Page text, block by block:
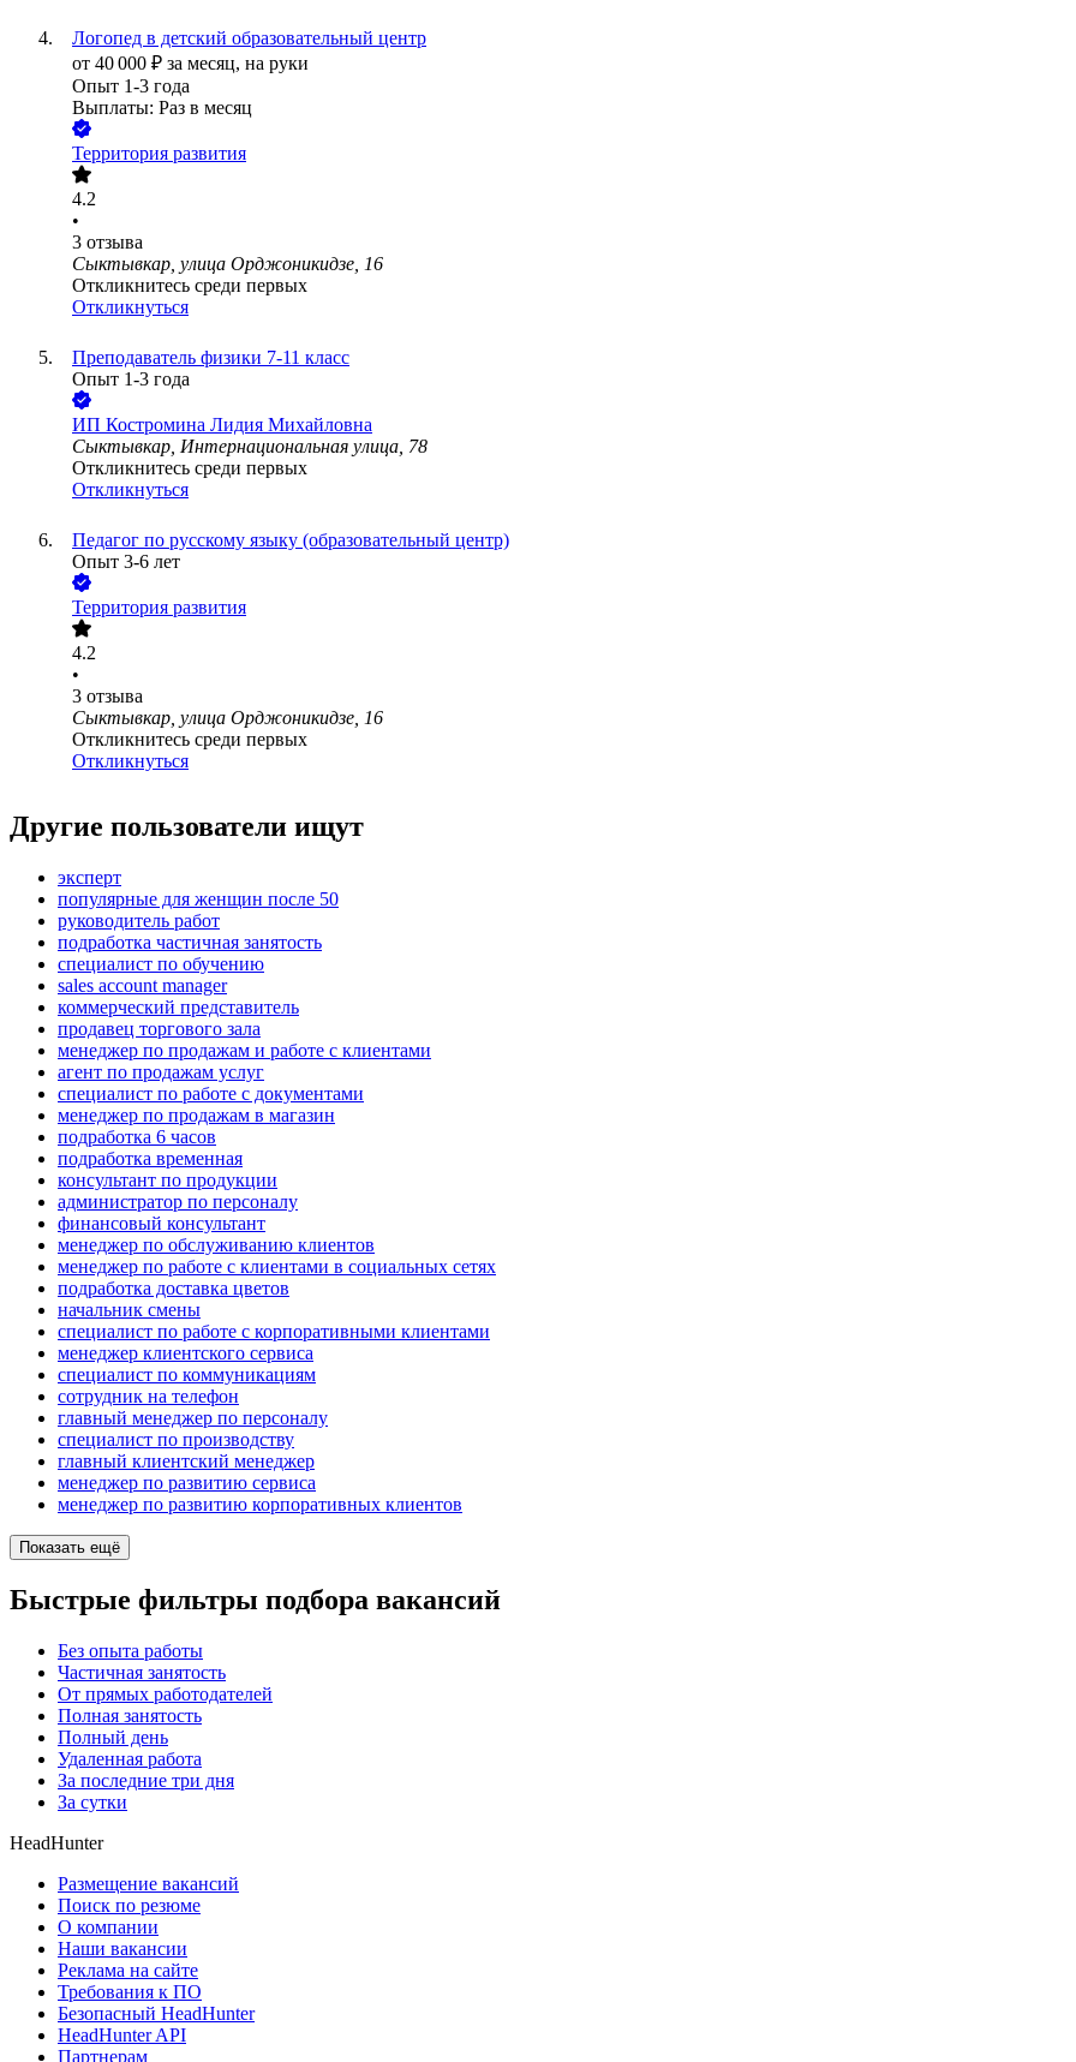
Логопед в детский образовательный центр
от 40 000 ₽ за месяц, на руки
Опыт 1-3 года
Выплаты: Раз в месяц
Территория развития
4.2
•
3 отзыва
Сыктывкар, улица Орджоникидзе, 16
Откликнитесь среди первых
Откликнуться
Преподаватель физики 7-11 класс
Опыт 1-3 года
ИП Костромина Лидия Михайловна
Сыктывкар, Интернациональная улица, 78
Откликнитесь среди первых
Откликнуться
Педагог по русскому языку (образовательный центр)
Опыт 3-6 лет
Территория развития
4.2
•
3 отзыва
Сыктывкар, улица Орджоникидзе, 16
Откликнитесь среди первых
Откликнуться
Другие пользователи ищут
эксперт
популярные для женщин после 50
руководитель работ
подработка частичная занятость
специалист по обучению
sales account manager
коммерческий представитель
продавец торгового зала
менеджер по продажам и работе с клиентами
агент по продажам услуг
специалист по работе с документами
менеджер по продажам в магазин
подработка 6 часов
подработка временная
консультант по продукции
администратор по персоналу
финансовый консультант
менеджер по обслуживанию клиентов
менеджер по работе с клиентами в социальных сетях
подработка доставка цветов
начальник смены
специалист по работе с корпоративными клиентами
менеджер клиентского сервиса
специалист по коммуникациям
сотрудник на телефон
главный менеджер по персоналу
специалист по производству
главный клиентский менеджер
менеджер по развитию сервиса
менеджер по развитию корпоративных клиентов
Показать ещё
Быстрые фильтры подбора вакансий
Без опыта работы
Частичная занятость
От прямых работодателей
Полная занятость
Полный день
Удаленная работа
За последние три дня
За сутки
HeadHunter
Размещение вакансий
Поиск по резюме
О компании
Наши вакансии
Реклама на сайте
Требования к ПО
Безопасный HeadHunter
HeadHunter API
Партнерам